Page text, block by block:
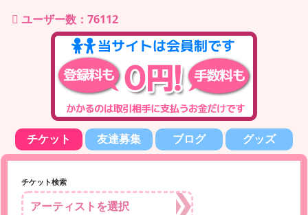
ユーザー数：76112
チケット 友達募集 ブログ グッズ
チケット検索